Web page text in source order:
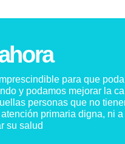
para que
y podamos mejorar la
personas que no
primaria digna, ni
su salud